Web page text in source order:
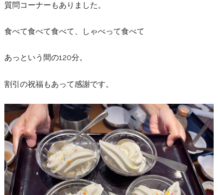
質問コーナーもありました。
食べて食べて食べて、しゃべって食べて
あっという間の120分。
割引の祝福もあって感謝です。